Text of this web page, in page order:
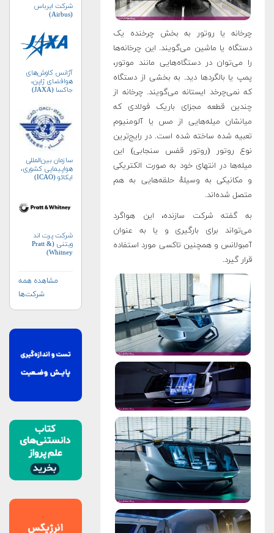
چرخانه یا روتور به بخش چرخنده یک
دستگاه یا ماشین می‌گویند. این چرخانه‌ها
را می‌توان در دستگاه‌هایی مانند موتور،
پمپ یا بالگردها دید. به بخشی از دستگاه
که نمی‌چرخد ایستانه می‌گویند. چرخانه از
چندین قطعه مجزای باریک فولادی که
میانشان میله‌هایی از مس یا آلومنیوم
تعبیه شده ساخته شده است. در رایج‌ترین
نوع روتور (روتور قفس سنجابی) این
میله‌ها در انتهای خود به صورت الکتریکی
و مکانیکی به وسیلهٔ حلقه‌هایی به هم
متصل شده‌اند.
به گفته شرکت سازنده، این هواگرد
می‌تواند برای بارگیری و یا به عنوان
آمبولانس و همچنین تاکسی مورد استفاده
قرار گیرد.
شرکت ایرباس
(Airbus)
آژانس کاوش‌های
هوافضای ژاپن،
جاکسا (JAXA)
سازمان بین‌المللی
هواپیمایی کشوری،
ایکائو (ICAO)
شرکت پرت اند
ویتنی (Pratt &
Whitney)
مشاهده همه
شرکت‌ها